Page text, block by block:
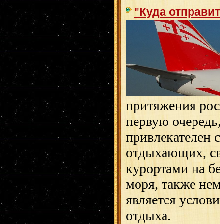
"Куда
притяжения
первую
привлекателен
отдыхающих,
курортами на
моря, также
является
отдыха.